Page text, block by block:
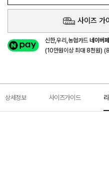
사이즈 가
신한,우리,농협카드네이버
(10만원이상 최대 8천원)
상세정보 사이즈가이드